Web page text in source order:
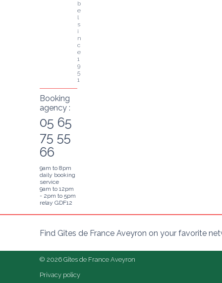
b
e
l
s
i
n
c
e
1
9
5
1
Booking
agency :
05 65
75 55
66
9am to 8pm
daily booking
service
9am to 12pm
- 2pm to 5pm
relay GDF12
Find Gîtes de France Aveyron on your favorite
© 2026 Gîtes de France Aveyron
Privacy policy